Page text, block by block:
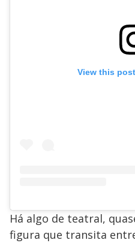
View this
Há algo de teatral,
figura que transita